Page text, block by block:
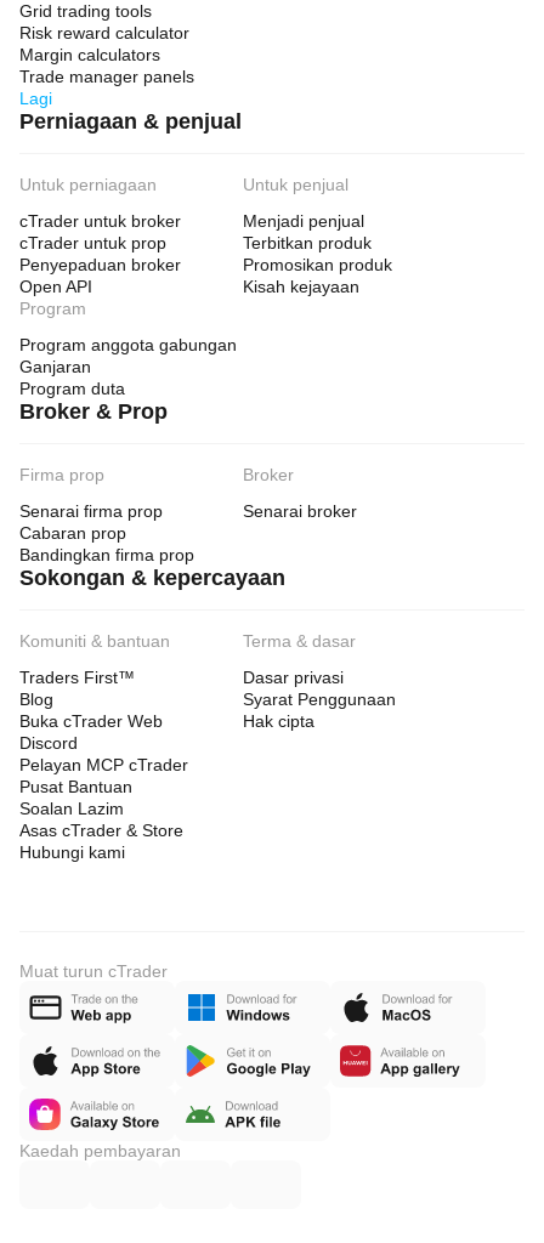
Grid trading tools
Risk reward calculator
Margin calculators
Trade manager panels
Lagi
Perniagaan & penjual
Untuk perniagaan
cTrader untuk broker
cTrader untuk prop
Penyepaduan broker
Open API
Untuk penjual
Menjadi penjual
Terbitkan produk
Promosikan produk
Kisah kejayaan
Program
Program anggota gabungan
Ganjaran
Program duta
Broker & Prop
Firma prop
Senarai firma prop
Cabaran prop
Bandingkan firma prop
Broker
Senarai broker
Sokongan & kepercayaan
Komuniti & bantuan
Traders First™
Blog
Buka cTrader Web
Discord
Pelayan MCP cTrader
Pusat Bantuan
Soalan Lazim
Asas cTrader & Store
Hubungi kami
Terma & dasar
Dasar privasi
Syarat Penggunaan
Hak cipta
Muat turun cTrader
Kaedah pembayaran